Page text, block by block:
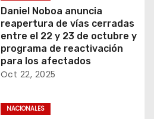
Daniel Noboa anuncia
reapertura de vías cerradas
entre el 22 y 23 de octubre y
programa de reactivación
para los afectados
Oct 22, 2025
NACIONALES